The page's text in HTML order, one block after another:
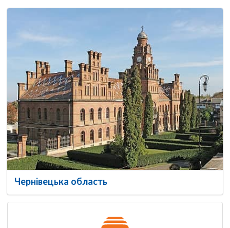
Чернівецька область